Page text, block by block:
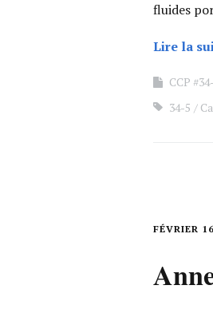
fluides
Lire la
CCP
34-5
FÉVRIER